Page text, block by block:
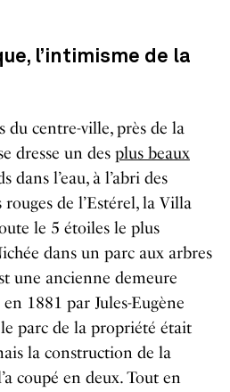
l’intimisme de la
du centre-ville, près de la
dresse un des plus beaux
dans l’eau, à l’abri des
rouges de l’Estérel, la Villa
le 5 étoiles le plus
dans un parc aux arbres
une ancienne demeure
1881 par Jules-Eugène
parc de la propriété était
la construction de la
coupé en deux. Tout en